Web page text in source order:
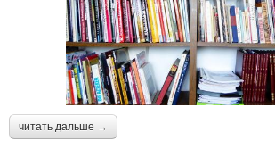
читать дальше →